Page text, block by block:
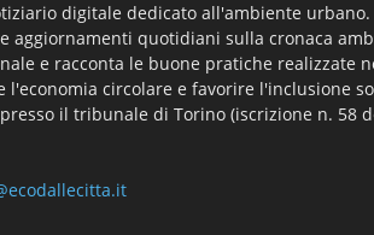
digitale dedicato all'ambiente
aggiornamenti quotidiani sulla cronaca
e racconta le buone pratiche realizzate
circolare e favorire l'inclusione
il tribunale di Torino (iscrizione n. 58